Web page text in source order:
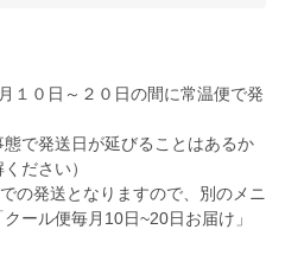
１０日～２０日の間に常温便で発
態で発送日が延びることはあるか
ださい）
の発送となりますので、別のメニ
ール便毎月10日~20日お届け」